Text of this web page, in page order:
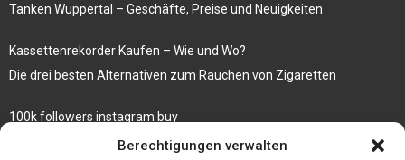
Berechtigungen verwalten
Tanken Wuppertal – Geschäfte, Preise und Neuigkeiten
Kassettenrekorder Kaufen – Wie und Wo?
Die drei besten Alternativen zum Rauchen von Zigaretten
100k followers instagram buy
Rezepte für gekochte Süßkartoffeln